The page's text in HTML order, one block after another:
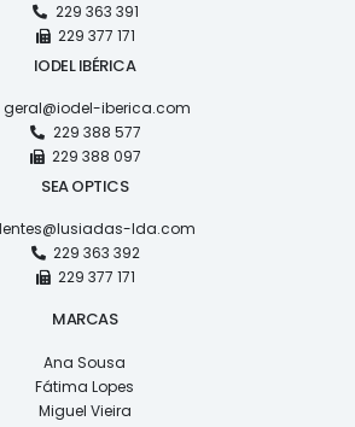
229 363 391
229 377 171
IODEL IBÉRICA
geral@iodel-iberica.com
229 388 577
229 388 097
SEA OPTICS
lentes@lusiadas-lda.com
229 363 392
229 377 171
MARCAS
Ana Sousa
Fátima Lopes
Miguel Vieira